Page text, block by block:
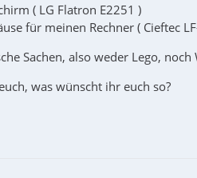
( LG Flatron E2251 )
für meinen Rechner ( Cieftec
Sachen, also weder Lego,
was wünscht ihr euch so?